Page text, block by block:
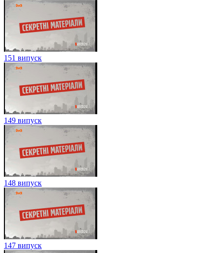
151 випуск
149 випуск
148 випуск
147 випуск